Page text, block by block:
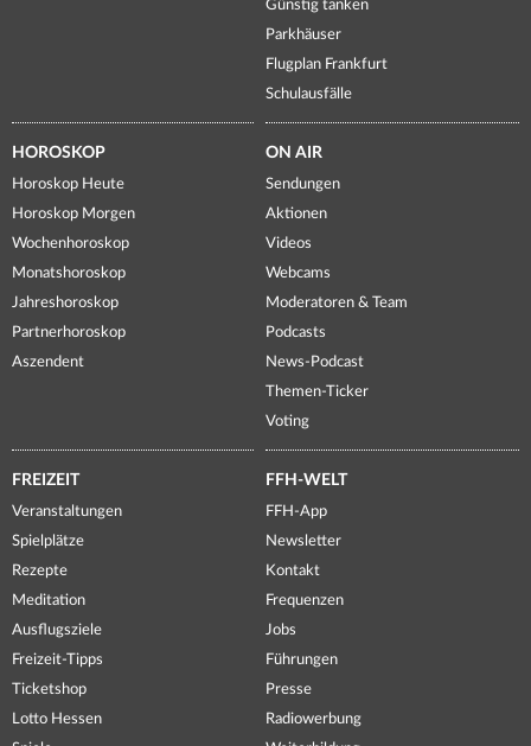
Günstig tanken
Parkhäuser
Flugplan Frankfurt
Schulausfälle
HOROSKOP
Horoskop Heute
Horoskop Morgen
Wochenhoroskop
Monatshoroskop
Jahreshoroskop
Partnerhoroskop
Aszendent
ON AIR
Sendungen
Aktionen
Videos
Webcams
Moderatoren & Team
Podcasts
News-Podcast
Themen-Ticker
Voting
FREIZEIT
Veranstaltungen
Spielplätze
Rezepte
Meditation
Ausflugsziele
Freizeit-Tipps
Ticketshop
Lotto Hessen
FFH-WELT
FFH-App
Newsletter
Kontakt
Frequenzen
Jobs
Führungen
Presse
Radiowerbung